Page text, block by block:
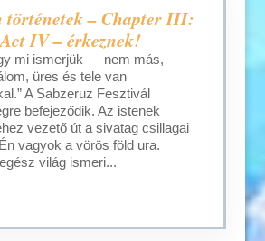
történetek – Chapter III:
IV – érkeznek!
mi ismerjük — nem más,
üres és tele van
A Sabzeruz Fesztivál
befejeződik. Az istenek
vezető út a sivatag csillagai
vagyok a vörös föld ura.
világ ismeri...